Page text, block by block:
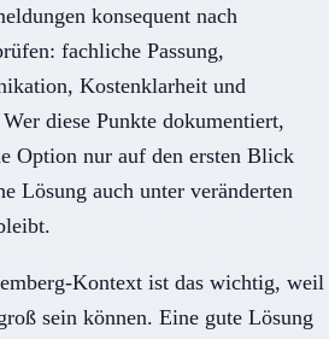
konsequent nach
fachliche Passung,
Kostenklarheit und
diese Punkte dokumentiert,
Option nur auf den ersten Blick
Lösung auch unter veränderten
Kontext ist das wichtig, weil
sein können. Eine gute Lösung